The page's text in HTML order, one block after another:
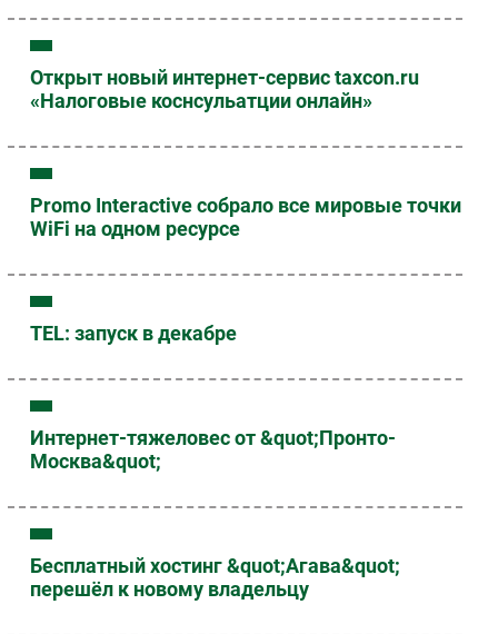
Открыт новый интернет-сервис taxcon.ru
«Налоговые коснсульатции онлайн»
Promo Interactive собрало все мировые точки
WiFi на одном ресурсе
TEL: запуск в декабре
Интернет-тяжеловес от &quot;Пронто-
Москва&quot;
Бесплатный хостинг &quot;Агава&quot;
перешёл к новому владельцу